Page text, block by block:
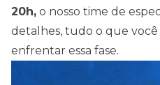
20h, o nosso time de
detalhes, tudo o que você
enfrentar essa fase.